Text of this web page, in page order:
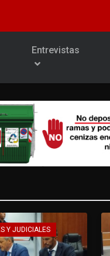
Entrevistas
Y JUDICIALES